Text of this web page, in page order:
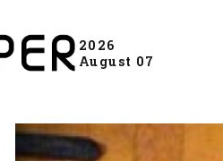
2026
August 07